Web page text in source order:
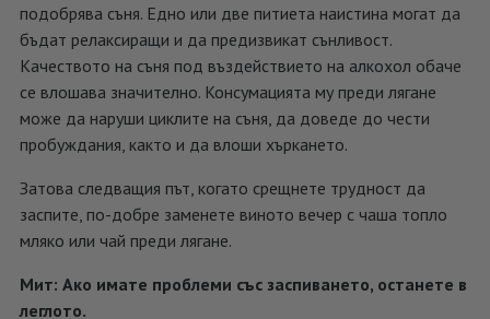
подобрява съня. Едно или две питиета наистина могат да
бъдат релаксиращи и да предизвикат сънливост.
Качеството на съня под въздействието на алкохол обаче
се влошава значително. Консумацията му преди лягане
може да наруши циклите на съня, да доведе до чести
пробуждания, както и да влоши хъркането.
Затова следващия път, когато срещнете трудност да
заспите, по-добре заменете виното вечер с чаша топло
мляко или чай преди лягане.
Мит: Ако имате проблеми със заспиването, останете в
леглото.